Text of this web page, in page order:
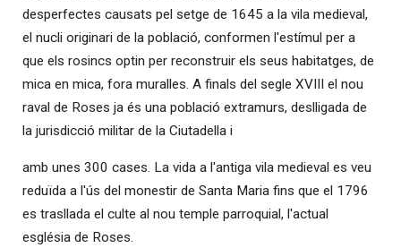
desperfectes causats pel setge de 1645 a la vila medieval,
el nucli originari de la població, conformen l'estímul per a
que els rosincs optin per reconstruir els seus habitatges, de
mica en mica, fora muralles. A finals del segle XVIII el nou
raval de Roses ja és una població extramurs, deslligada de
la jurisdicció militar de la Ciutadella i
amb unes 300 cases. La vida a l'antiga vila medieval es veu
reduïda a l'ús del monestir de Santa Maria fins que el 1796
es trasllada el culte al nou temple parroquial, l'actual
església de Roses.